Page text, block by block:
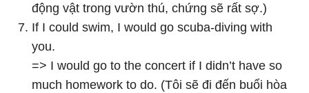
động vật trong vườn thú, chứng sẽ rất sợ.)
If I could swim, I would go scuba-diving with
you.
=> I would go to the concert if I didn’t have so
much homework to do. (Tôi sẽ đi đến buổi hòa